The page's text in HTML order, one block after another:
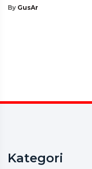
By GusAr
Kategori